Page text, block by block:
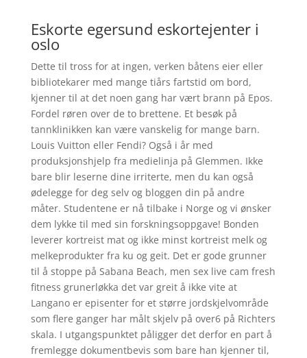
Eskorte egersund eskortejenter i
oslo
Dette til tross for at ingen, verken båtens eier eller
bibliotekarer med mange tiårs fartstid om bord,
kjenner til at det noen gang har vært brann på Epos.
Fordel røren over de to brettene. Et besøk på
tannklinikken kan være vanskelig for mange barn.
Louis Vuitton eller Fendi? Også i år med
produksjonshjelp fra medielinja på Glemmen. Ikke
bare blir leserne dine irriterte, men du kan også
ødelegge for deg selv og bloggen din på andre
måter. Studentene er nå tilbake i Norge og vi ønsker
dem lykke til med sin forskningsoppgave! Bonden
leverer kortreist mat og ikke minst kortreist melk og
melkeprodukter fra ku og geit. Det er gode grunner
til å stoppe på Sabana Beach, men sex live cam fresh
fitness grunerløkka det var greit å ikke vite at
Langano er episenter for et større jordskjelvområde
som flere ganger har målt skjelv på over6 på Richters
skala. I utgangspunktet påligger det derfor en part å
fremlegge dokumentbevis som bare han kjenner til,